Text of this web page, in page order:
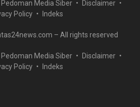
Pedoman Media Siber
Disclaimer
Policy
Indeks
– All rights reserved
Pedoman Media Siber
Disclaimer
Policy
Indeks